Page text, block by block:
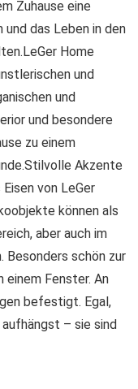
Zuhause eine
das Leben in den
Home
und
und
und besondere
zu einem
Akzente
von LeGer
können als
aber auch im
Besonders schön zur
Fenster. An
befestigt. Egal,
– sie sind